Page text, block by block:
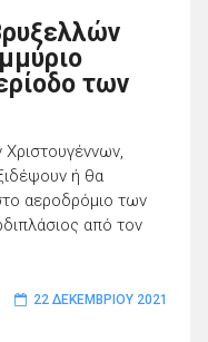
των
ή θα
αεροδρόμιο των
από τον
22 ΔΕΚΕΜΒΡΊΟΥ 2021